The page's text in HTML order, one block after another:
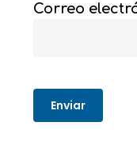
Correo